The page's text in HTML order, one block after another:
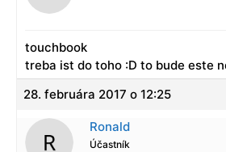
touchbook
treba ist do toho :D to bude este
28. februára 2017 o 12:25
Ronald
Účastník